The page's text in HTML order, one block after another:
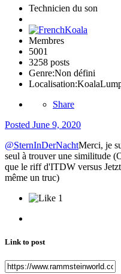
Technicien du son
Membres
5001
3258 posts
Genre:Non défini
Localisation:
Share
Posted June 9, 2020
@SternInDerNachtMerci, je
seul à trouver une similitude
que le riff d'ITDW versus
même un truc)
1
Link to post